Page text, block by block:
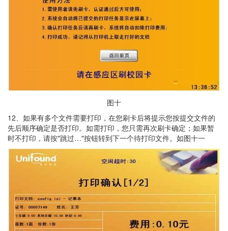
图十
12、如果有多个文件需要打印，在您刷卡后将提示您按提交文件的
先后顺序确定是否打印。如需打印，您只需再次刷卡确定；如果暂
时不打印，请按"跳过…"按钮转到下一个待打印文件。如图十一